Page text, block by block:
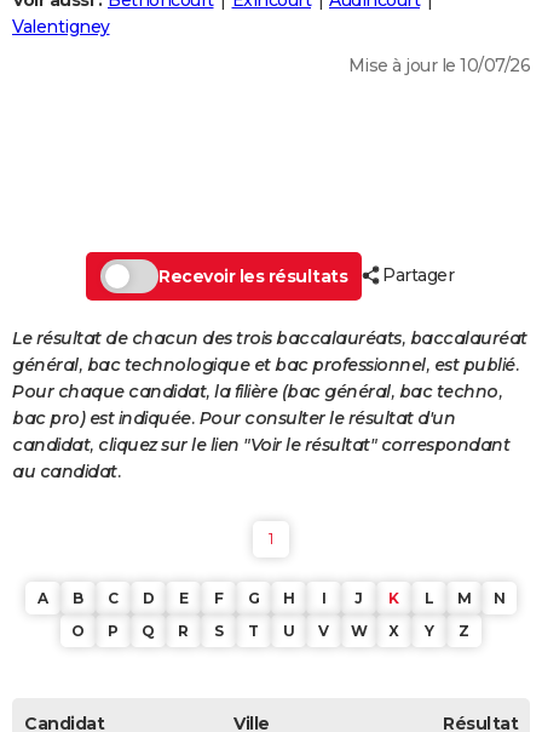
Destinations
City break
Voyage nature
Voyage de noces
Forum
Climat
+
PHOTO
Dictionnaire
PROGRAMME TV
S'inscrire
Se connecter
Lycées
Collèges
Primaires
Universités
Entreprises
Service militaire
Avis de recherche
AVIS DE DÉCÈS
FORUM
Bricolage
Lifestyle
Culture
Sport
Auto
Television
Voyage
Cinema
Valentigney
Mise à jour le 10/07/26
Recevoir les résultats Partager
Le résultat de chacun des trois baccalauréats, baccalauréat
général, bac technologique et bac professionnel, est publié.
Pour chaque candidat, la filière (bac général, bac techno,
bac pro) est indiquée. Pour consulter le résultat d'un
candidat, cliquez sur le lien "Voir le résultat" correspondant
au candidat.
1
A B C D E F G H I J K L M
N
O
P Q R S T U V W X Y Z
Candidat Ville Résultat